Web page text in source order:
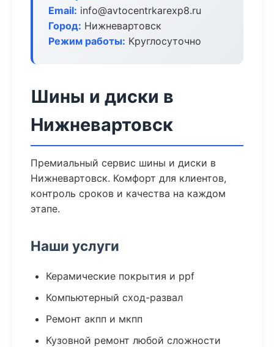
Email: info@avtocentrkarexp8.ru
Город: Нижневартовск
Режим работы: Круглосуточно
Шины и диски в
Нижневартовск
Премиальный сервис шины и диски в
Нижневартовск. Комфорт для клиентов,
контроль сроков и качества на каждом
этапе.
Наши услуги
Керамические покрытия и ppf
Компьютерный сход-развал
Ремонт акпп и мкпп
Кузовной ремонт любой сложности